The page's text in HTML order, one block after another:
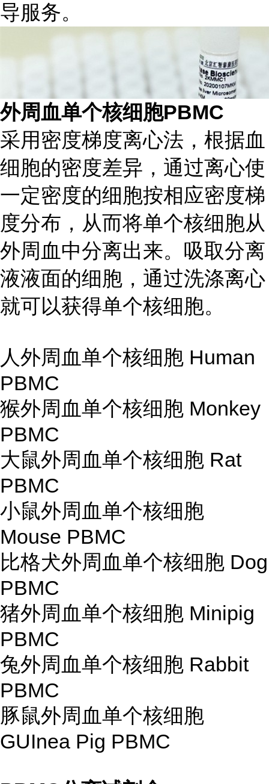
导服务。
外周血单个核细胞PBMC
采用密度梯度离心法，根据血
细胞的密度差异，通过离心使
一定密度的细胞按相应密度梯
度分布，从而将单个核细胞从
外周血中分离出来。吸取分离
液液面的细胞，通过洗涤离心
就可以获得单个核细胞。
人外周血单个核细胞 Human
PBMC
猴外周血单个核细胞 Monkey
PBMC
大鼠外周血单个核细胞 Rat
PBMC
小鼠外周血单个核细胞
Mouse PBMC
比格犬外周血单个核细胞 Dog
PBMC
猪外周血单个核细胞 Minipig
PBMC
兔外周血单个核细胞 Rabbit
PBMC
豚鼠外周血单个核细胞
GUInea Pig PBMC